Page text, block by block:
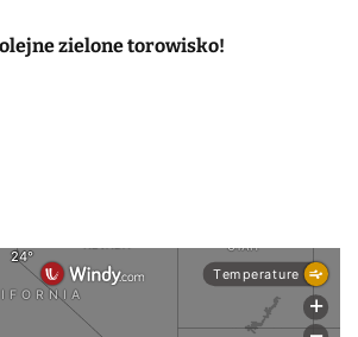
zielone torowisko!